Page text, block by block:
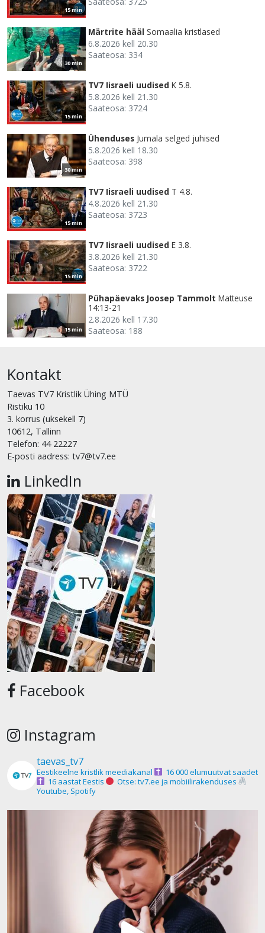
15 min
30 min
Märtrite hääl Somaalia kristlased
6.8.2026 kell 20.30
Saateosa: 334
15 min
TV7 Iisraeli uudised K 5.8.
5.8.2026 kell 21.30
Saateosa: 3724
30 min
Ühenduses Jumala selged juhised
5.8.2026 kell 18.30
Saateosa: 398
15 min
TV7 Iisraeli uudised T 4.8.
4.8.2026 kell 21.30
Saateosa: 3723
15 min
TV7 Iisraeli uudised E 3.8.
3.8.2026 kell 21.30
Saateosa: 3722
15 min
Pühapäevaks Joosep Tammolt Matteuse
14:13-21
2.8.2026 kell 17.30
Saateosa: 188
Kontakt
Taevas TV7 Kristlik Ühing MTÜ
Ristiku 10
3. korrus (uksekell 7)
10612, Tallinn
Telefon: 44 22227
E-posti aadress: tv7@tv7.ee
LinkedIn
Facebook
Instagram
taevas_tv7
Eestikeelne kristlik meediakanal
16 000 elumuutvat saadet
16 aastat Eestis
Otse: tv7.ee ja mobiilirakenduses
Youtube, Spotify